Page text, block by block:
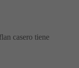
casero tiene